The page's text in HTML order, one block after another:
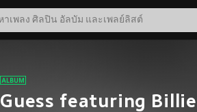
Guess featuring